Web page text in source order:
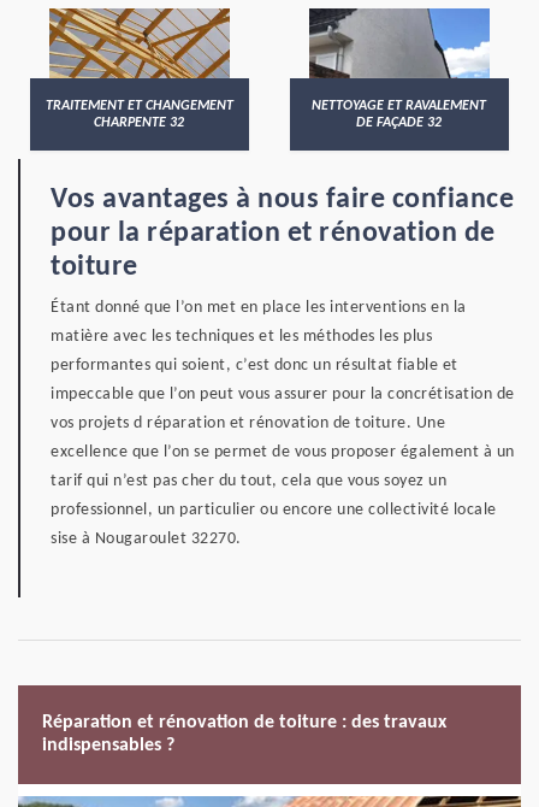
TRAITEMENT ET CHANGEMENT
CHARPENTE 32
NETTOYAGE ET RAVALEMENT
DE FAÇADE 32
Vos avantages à nous faire confiance
pour la réparation et rénovation de
toiture
Étant donné que l’on met en place les interventions en la
matière avec les techniques et les méthodes les plus
performantes qui soient, c’est donc un résultat fiable et
impeccable que l’on peut vous assurer pour la concrétisation de
vos projets d réparation et rénovation de toiture. Une
excellence que l’on se permet de vous proposer également à un
tarif qui n’est pas cher du tout, cela que vous soyez un
professionnel, un particulier ou encore une collectivité locale
sise à Nougaroulet 32270.
Réparation et rénovation de toiture : des travaux
indispensables ?